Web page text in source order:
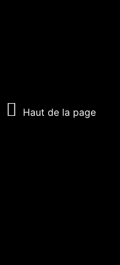
Haut de la page